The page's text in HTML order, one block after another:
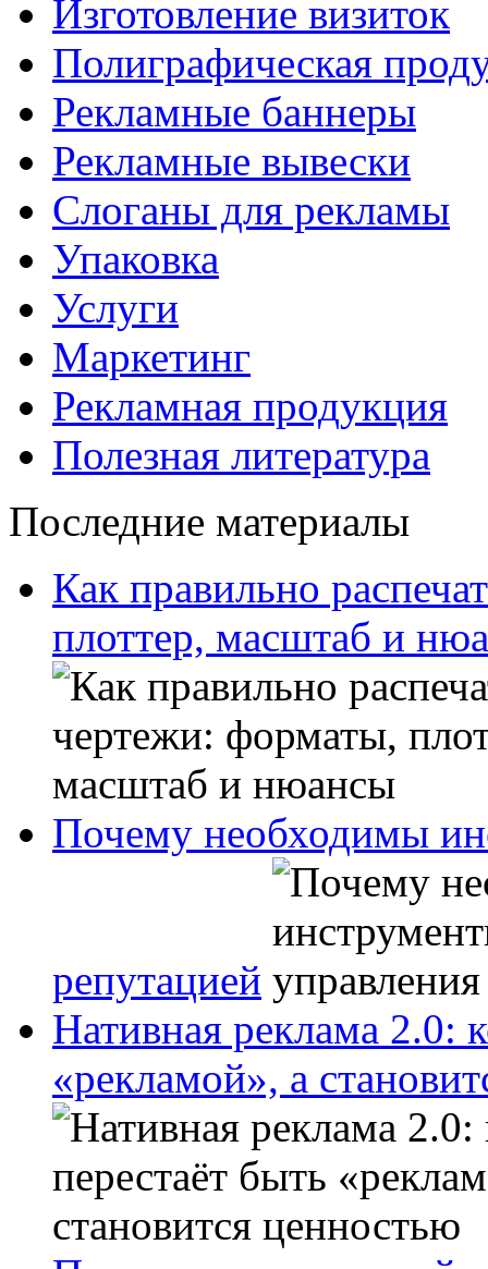
Изготовление визиток
Полиграфическая
Рекламные баннеры
Рекламные вывески
Слоганы для рекламы
Упаковка
Услуги
Маркетинг
Рекламная продукция
Полезная литература
Последние материалы
Как правильно
плоттер, масштаб и
Почему необходимы
репутацией
Нативная реклама 2.0:
«рекламой», а